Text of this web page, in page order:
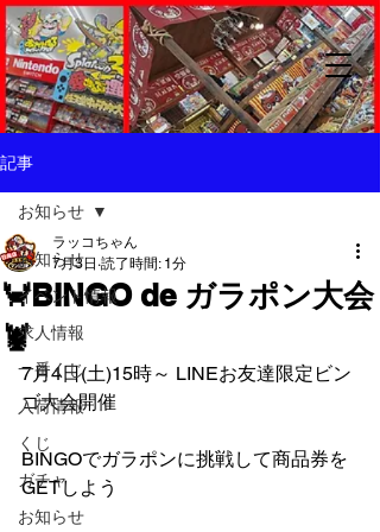
記事
お知らせ
イベント情報
求人情報
一番くじ
入荷情報
くじ
ガチャ
お知らせ
お知らせ
🦀BINGO de ガラポン大会
🦞
ラッコちゃん
7月3日 読了時間: 1分
7月4日(土)15時～ LINEお友達限定ビン
ゴ大会開催
BINGOでガラポンに挑戦して商品券を
GETしよう